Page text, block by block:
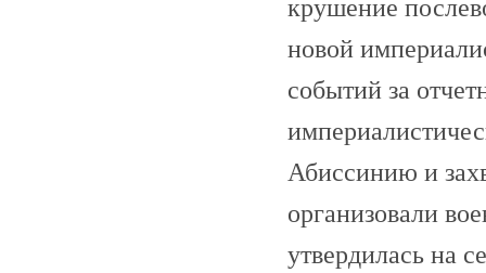
новой
событий за
Абиссинию и
организовали
утвердилась на